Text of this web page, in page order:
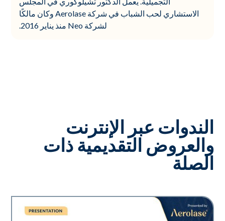
الاستشاري لحب الشباب في شركة Aerolase وكان مالكًا
لشركة Neo منذ يناير 2016.
الندوات عبر الإنترنت
والعروض التقديمية ذات
الصلة